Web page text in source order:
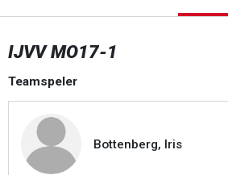
IJVV MO17-1
Teamspeler
Bottenberg, Iris